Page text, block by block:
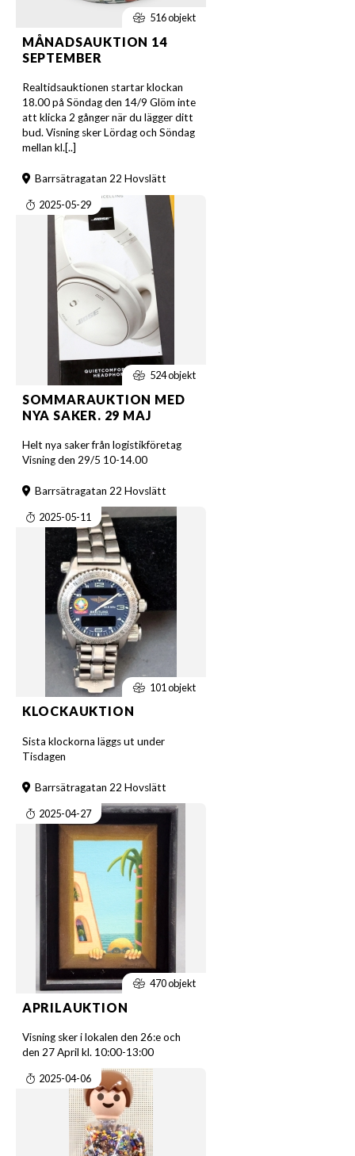
516 objekt
MÅNADSAUKTION 14
SEPTEMBER
Realtidsauktionen startar klockan
18.00 på Söndag den 14/9 Glöm inte
att klicka 2 gånger när du lägger ditt
bud. Visning sker Lördag och Söndag
mellan kl.[..]
Barrsätragatan 22 Hovslätt
2025-05-29
524 objekt
SOMMARAUKTION MED
NYA SAKER. 29 MAJ
Helt nya saker från logistikföretag
Visning den 29/5 10-14.00
Barrsätragatan 22 Hovslätt
2025-05-11
101 objekt
KLOCKAUKTION
Sista klockorna läggs ut under
Tisdagen
Barrsätragatan 22 Hovslätt
2025-04-27
470 objekt
APRILAUKTION
Visning sker i lokalen den 26:e och
den 27 April kl. 10:00-13:00
2025-04-06